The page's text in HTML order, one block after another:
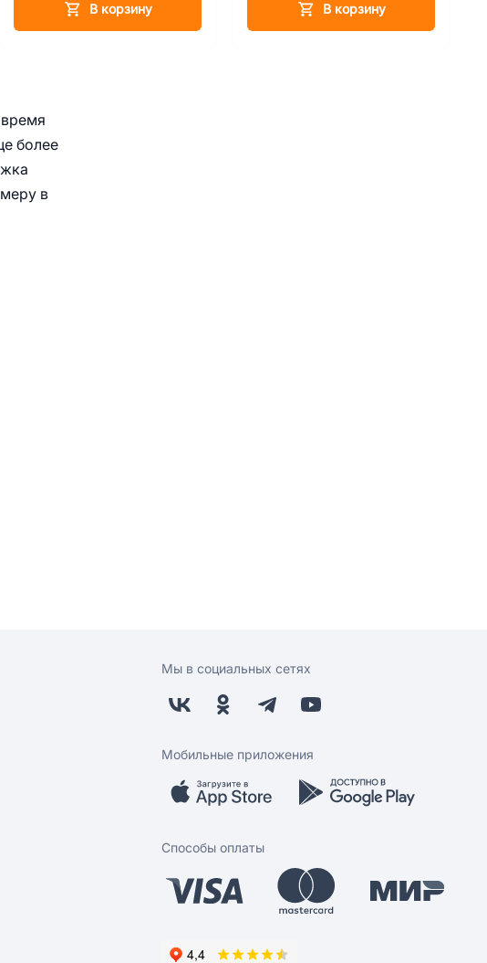
более
в
В корзину В корзину
Мы в социальных сетях
Мобильные приложения
Способы оплаты